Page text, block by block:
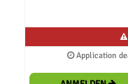
Application